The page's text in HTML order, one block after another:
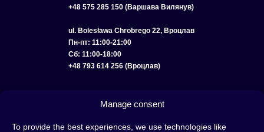
Manage consent
To provide the best experiences, we use technologies like
+48 575 285 150 (Варшава Вилянув)
ul. Bolesława Chrobrego 22, Вроцлав
Пн-пт: 11:00-21:00
Сб: 11:00-18:00
+48 793 614 256 (Вроцлав)